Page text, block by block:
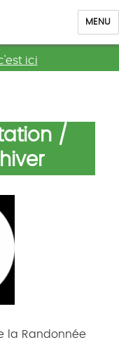
MENU
ici
/
la Randonnée